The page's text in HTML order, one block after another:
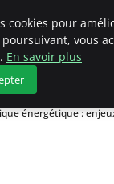
énergétique :
cookies pour
vous
En savoir plus